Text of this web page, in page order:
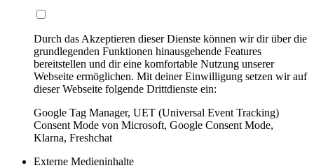
Durch das Akzeptieren dieser Dienste können wir dir über die
grundlegenden Funktionen hinausgehende Features
bereitstellen und dir eine komfortable Nutzung unserer
Webseite ermöglichen. Mit deiner Einwilligung setzen wir auf
dieser Webseite folgende Drittdienste ein:
Google Tag Manager, UET (Universal Event Tracking)
Consent Mode von Microsoft, Google Consent Mode,
Klarna, Freshchat
Externe Medieninhalte